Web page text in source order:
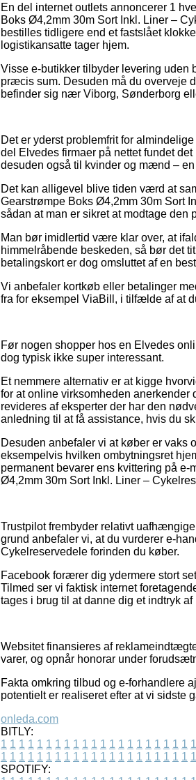
En del internet outlets annoncerer 1
Boks Ø4,2mm 30m Sort Inkl. Liner –
bestilles tidligere end et fastslået
logistikansatte tager hjem.
Visse e-butikker tilbyder levering
præcis sum. Desuden må du overveje
befinder sig nær Viborg, Sønderborg
Det er yderst problemfrit for
del Elvedes firmaer på nettet fundet
desuden også til kvinder og mænd –
Det kan alligevel blive tiden værd at
Gearstrømpe Boks Ø4,2mm 30m Sort
sådan at man er sikret at modtage den
Man bør imidlertid være klar over, at
himmelråbende beskeden, så bør det
betalingskort er dog omsluttet af en
Vi anbefaler kortkøb eller betalinger
fra for eksempel ViaBill, i tilfælde af at
Før nogen shopper hos en Elvedes
dog typisk ikke super interessant.
Et nemmere alternativ er at kigge
for at online virksomheden
revideres af eksperter der har den
anledning til at få assistance, hvis du
Desuden anbefaler vi at køber er vaks
eksempelvis hvilken ombytningsret
permanent bevarer ens kvittering på
Ø4,2mm 30m Sort Inkl. Liner –
Trustpilot frembyder relativt
grund anbefaler vi, at du vurderer e-
Cykelreservedele forinden du køber.
Facebook forærer dig ydermere stort
Tilmed ser vi faktisk internet
tages i brug til at danne dig et indtryk
Websitet finansieres af
varer, og opnår honorar under
Fakta omkring tilbud og e-forhandlere
potentielt er realiseret efter at vi sidste
onleda.com
BITLY:
1 1 1 1 1 1 1 1 1 1 1 1 1 1 1 1 1 1 1 1 1 1
1 1 1 1 1 1 1 1 1 1 1 1 1 1 1 1 1 1 1 1 1 1
SPOTIFY: